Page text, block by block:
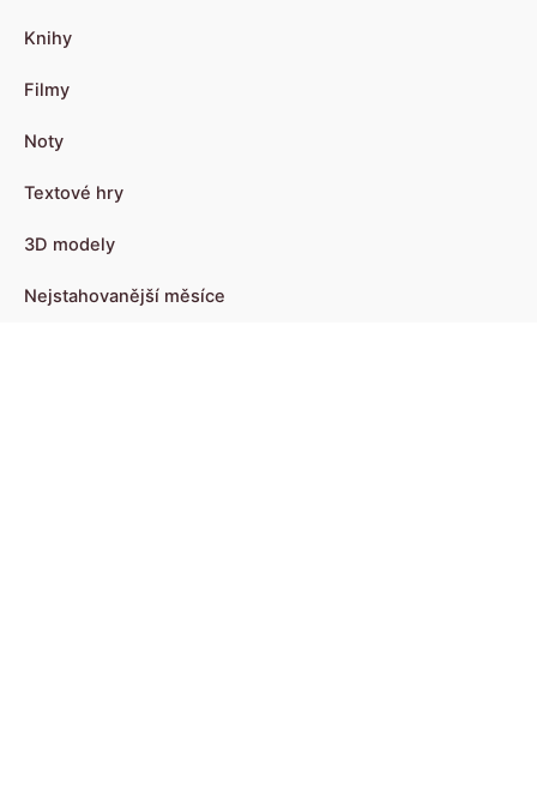
Knihy
Filmy
Noty
Textové hry
3D modely
Nejstahovanější měsíce